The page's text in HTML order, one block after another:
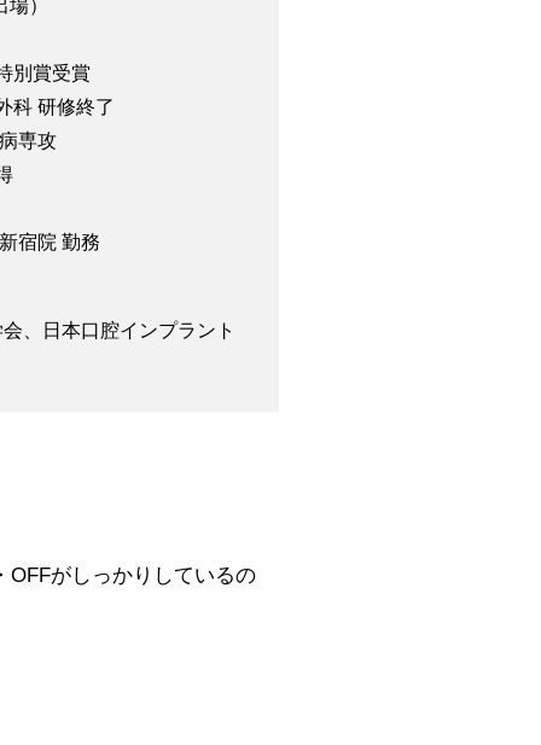
）
別賞受賞
科 研修終了
専攻
宿院 勤務
、日本口腔インプラント
OFFがしっかりしているの